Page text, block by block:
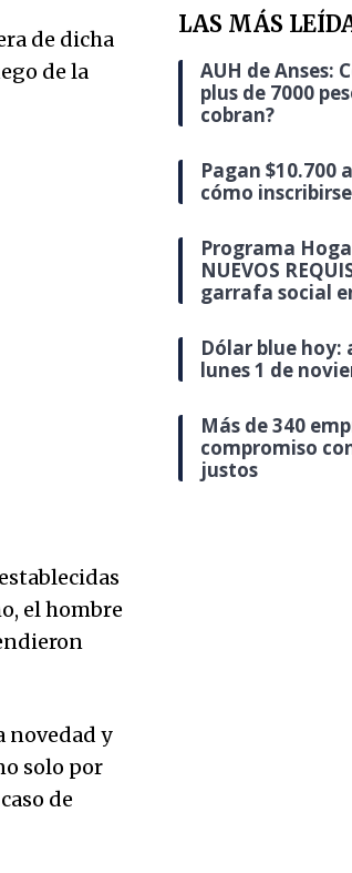
de dicha
de la
el hombre
novedad y
solo por
de
LAS MÁS
AUH de Anses:
plus de 7000
cobran?
Pagan $10.700
cómo inscribirse
Programa
NUEVOS
garrafa social
Dólar blue hoy:
lunes 1 de
Más de 340
compromiso
justos